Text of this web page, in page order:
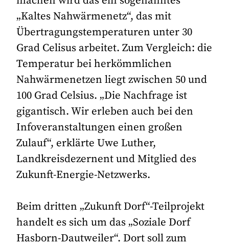
„Kaltes Nahwärmenetz“, das mit
Übertragungstemperaturen unter 30
Grad Celisus arbeitet. Zum Vergleich: die
Temperatur bei herkömmlichen
Nahwärmenetzen liegt zwischen 50 und
100 Grad Celsius. „Die Nachfrage ist
gigantisch. Wir erleben auch bei den
Infoveranstaltungen einen großen
Zulauf“, erklärte Uwe Luther,
Landkreisdezernent und Mitglied des
Zukunft-Energie-Netzwerks.
Beim dritten „Zukunft Dorf“-Teilprojekt
handelt es sich um das „Soziale Dorf
Hasborn-Dautweiler“. Dort soll zum